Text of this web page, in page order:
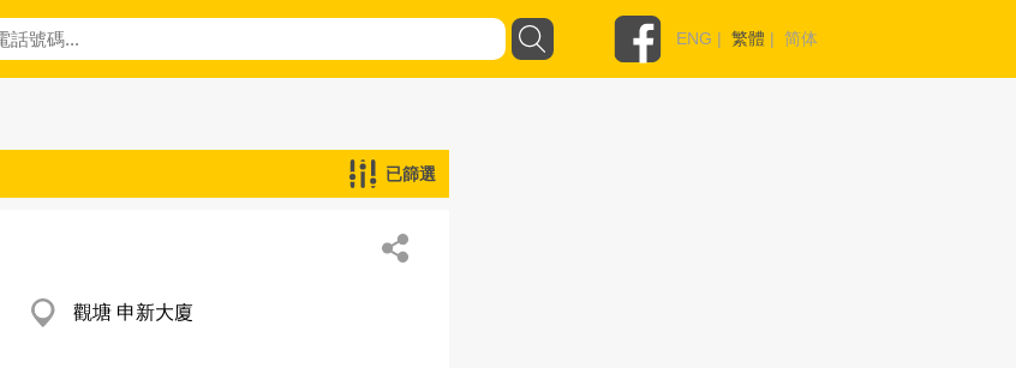
ENG | 繁體 | 简体
已篩選
觀塘 申新大廈